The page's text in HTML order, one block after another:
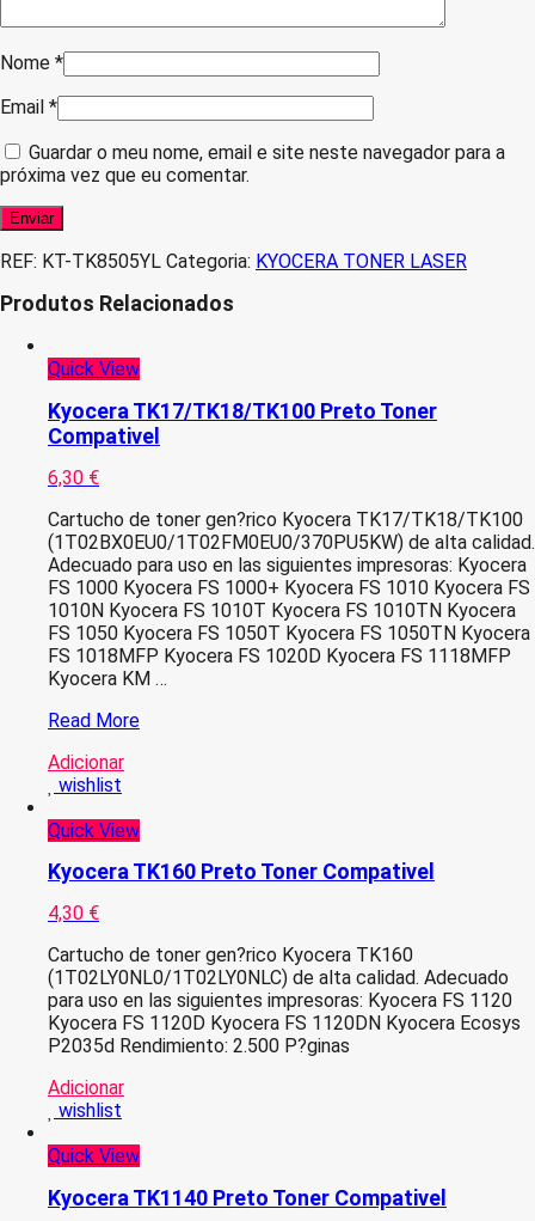
Nome *
Email *
Guardar o meu nome, email e site neste navegador para a
próxima vez que eu comentar.
REF: KT-TK8505YL Categoria: KYOCERA TONER LASER
Produtos Relacionados
Quick View
Kyocera TK17/TK18/TK100 Preto Toner
Compativel
6,30 €
Cartucho de toner gen?rico Kyocera TK17/TK18/TK100
(1T02BX0EU0/1T02FM0EU0/370PU5KW) de alta calidad.
Adecuado para uso en las siguientes impresoras: Kyocera
FS 1000 Kyocera FS 1000+ Kyocera FS 1010 Kyocera FS
1010N Kyocera FS 1010T Kyocera FS 1010TN Kyocera
FS 1050 Kyocera FS 1050T Kyocera FS 1050TN Kyocera
FS 1018MFP Kyocera FS 1020D Kyocera FS 1118MFP
Kyocera KM …
Kyocera
Preto
Toner
Read More
Adicionar
wishlist
Quick View
Kyocera TK160 Preto Toner Compativel
4,30 €
Cartucho de toner gen?rico Kyocera TK160
(1T02LY0NL0/1T02LY0NLC) de alta calidad. Adecuado
para uso en las siguientes impresoras: Kyocera FS 1120
Kyocera FS 1120D Kyocera FS 1120DN Kyocera Ecosys
P2035d Rendimiento: 2.500 P?ginas
Adicionar
wishlist
Quick View
Kyocera TK1140 Preto Toner Compativel